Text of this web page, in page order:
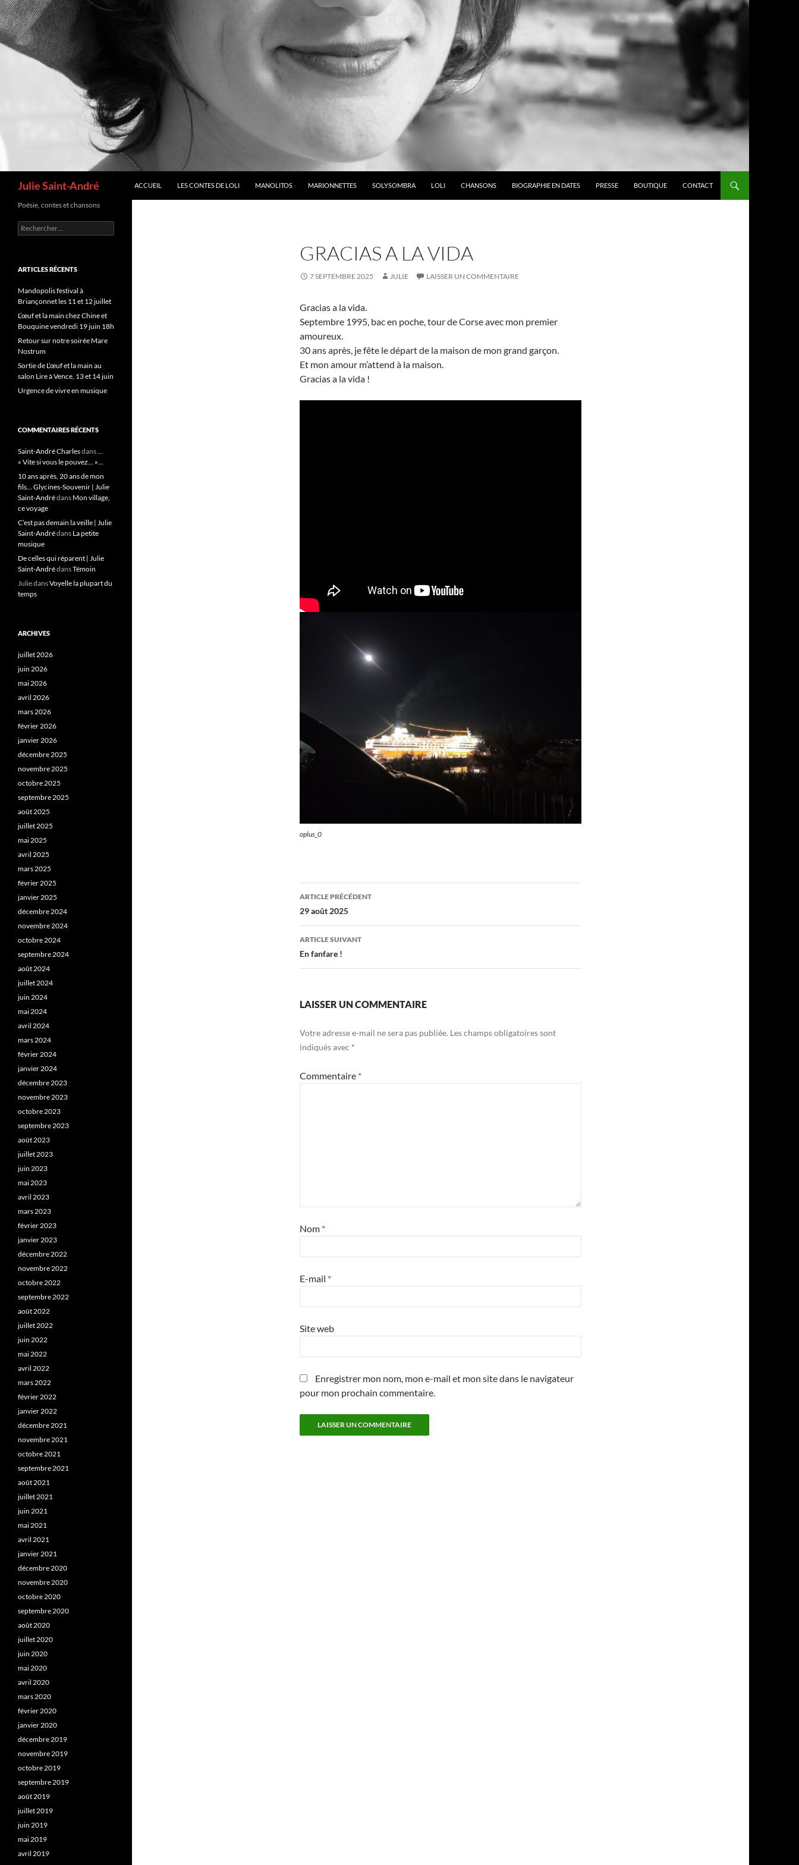
Julie Saint-André ACCUEIL LES CONTES DE LOLI MANOLITOS MARIONNETTES SOLYSOMBRA LOLI CHANSONS BIOGRAPHIE EN DATES PRESSE BOUTIQUE CONTACT
GRACIAS A LA VIDA
7 SEPTEMBRE 2025 JULIE LAISSER UN COMMENTAIRE
Gracias a la vida.
Septembre 1995, bac en poche, tour de Corse avec mon premier
amoureux.
30 ans après, je fête le départ de la maison de mon grand garçon.
Et mon amour m’attend à la maison.
Gracias a la vida !
oplus_0
Navigation
des
articles
ARTICLE PRÉCÉDENT
29 août 2025
ARTICLE SUIVANT
En fanfare !
LAISSER UN COMMENTAIRE
Votre adresse e-mail ne sera pas publiée. Les champs obligatoires sont
indiqués avec *
Commentaire *
Nom *
E-mail *
Site web
Enregistrer mon nom, mon e-mail et mon site dans le navigateur
pour mon prochain commentaire.
Poésie, contes et chansons
Rechercher :
ARTICLES RÉCENTS
Mandopolis festival à
Briançonnet les 11 et 12 juillet
L’œuf et la main chez Chine et
Bouquine vendredi 19 juin 18h
Retour sur notre soirée Mare
Nostrum
Sortie de L’œuf et la main au
salon Lire à Vence, 13 et 14 juin
Urgence de vivre en musique
COMMENTAIRES RÉCENTS
Saint-André Charlesdans…
« Vite si vous le pouvez… »…
10 ans après, 20 ans de mon
fils… Glycines-Souvenir | Julie
Saint-Andrédans Mon village,
ce voyage
C’est pas demain la veille | Julie
Saint-Andrédans La petite
musique
De celles qui réparent | Julie
Saint-AndrédansTémoin
JuliedansVoyelle la plupart du
temps
ARCHIVES
juillet 2026
juin 2026
mai 2026
avril 2026
mars 2026
février 2026
janvier 2026
décembre 2025
novembre 2025
octobre 2025
septembre 2025
août 2025
juillet 2025
mai 2025
avril 2025
mars 2025
février 2025
janvier 2025
décembre 2024
novembre 2024
octobre 2024
septembre 2024
août 2024
juillet 2024
juin 2024
mai 2024
avril 2024
mars 2024
février 2024
janvier 2024
décembre 2023
novembre 2023
octobre 2023
septembre 2023
août 2023
juillet 2023
juin 2023
mai 2023
avril 2023
mars 2023
février 2023
janvier 2023
décembre 2022
novembre 2022
octobre 2022
septembre 2022
août 2022
juillet 2022
juin 2022
mai 2022
avril 2022
mars 2022
février 2022
janvier 2022
décembre 2021
novembre 2021
octobre 2021
septembre 2021
août 2021
juillet 2021
juin 2021
mai 2021
avril 2021
janvier 2021
décembre 2020
novembre 2020
octobre 2020
septembre 2020
août 2020
juillet 2020
juin 2020
mai 2020
avril 2020
mars 2020
février 2020
janvier 2020
décembre 2019
novembre 2019
octobre 2019
septembre 2019
août 2019
juillet 2019
juin 2019
mai 2019
avril 2019